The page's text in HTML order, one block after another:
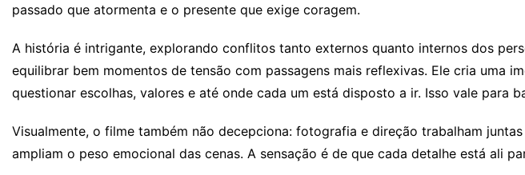
passado que atormenta e o presente que exige coragem.
A história é intrigante, explorando conflitos tanto externos quanto internos dos
equilibrar bem momentos de tensão com passagens mais reflexivas. Ele cria uma
questionar escolhas, valores e até onde cada um está disposto a ir. Isso vale para
Visualmente, o filme também não decepciona: fotografia e direção trabalham
ampliam o peso emocional das cenas. A sensação é de que cada detalhe está ali